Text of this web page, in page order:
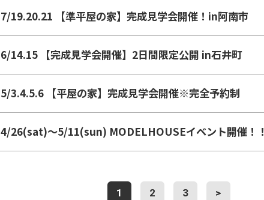
7/19.20.21 【準平屋の家】完成見学会開催！in阿南市
6/14.15 【完成見学会開催】2日間限定公開 in石井町
5/3.4.5.6 【平屋の家】完成見学会開催※完全予約制
4/26(sat)～5/11(sun) MODELHOUSEイベント開催！！
1 2 3 >